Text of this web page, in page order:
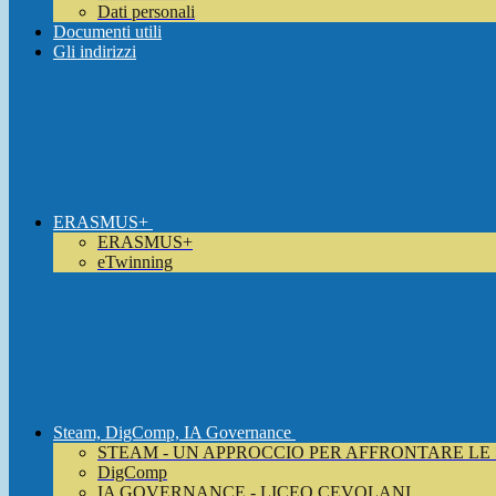
Dati personali
Documenti utili
Gli indirizzi
ERASMUS+
ERASMUS+
eTwinning
Steam, DigComp, IA Governance
STEAM - UN APPROCCIO PER AFFRONTARE
DigComp